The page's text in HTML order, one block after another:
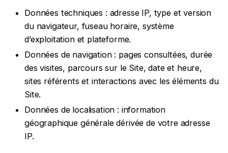
Données techniques : adresse IP, type et version
du navigateur, fuseau horaire, système
d’exploitation et plateforme.
Données de navigation : pages consultées, durée
des visites, parcours sur le Site, date et heure,
sites référents et interactions avec les éléments du
Site.
Données de localisation : information
géographique générale dérivée de votre adresse
IP.